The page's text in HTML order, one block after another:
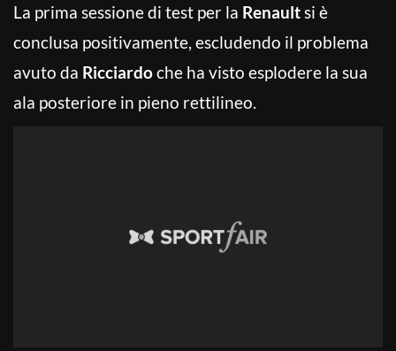
La prima sessione di test per la Renaultsi è
conclusa positivamente, escludendo il problema
avuto da Ricciardoche ha visto esplodere la sua
ala posteriore in pieno rettilineo.